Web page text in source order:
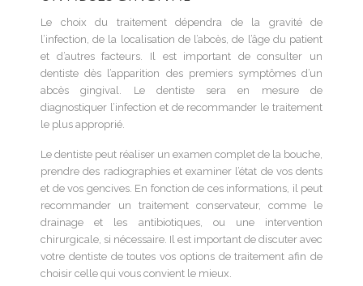
Le choix du traitement dépendra de la gravité de
l’infection, de la localisation de l’abcès, de l’âge du patient
et d’autres facteurs. Il est important de consulter un
dentiste dès l’apparition des premiers symptômes d’un
abcès gingival. Le dentiste sera en mesure de
diagnostiquer l’infection et de recommander le traitement
le plus approprié.
Le dentiste peut réaliser un examen complet de la bouche,
prendre des radiographies et examiner l’état de vos dents
et de vos gencives. En fonction de ces informations, il peut
recommander un traitement conservateur, comme le
drainage et les antibiotiques, ou une intervention
chirurgicale, si nécessaire. Il est important de discuter avec
votre dentiste de toutes vos options de traitement afin de
choisir celle qui vous convient le mieux.